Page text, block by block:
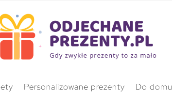
Personalizowane prezenty Do domu